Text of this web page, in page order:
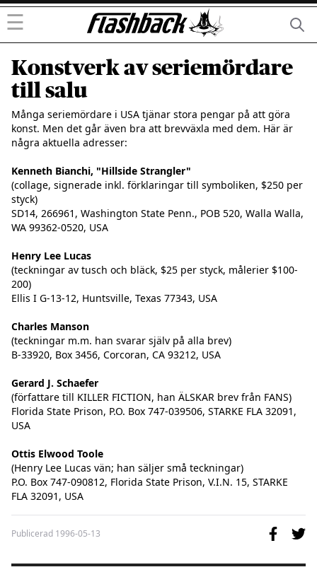
☰
Konstverk av seriemördare
till salu
Många seriemördare i USA tjänar stora pengar på att göra
konst. Men det går även bra att brevväxla med dem. Här är
några aktuella adresser:
Kenneth Bianchi, "Hillside Strangler"
(collage, signerade inkl. förklaringar till symboliken, $250 per
styck)
SD14, 266961, Washington State Penn., POB 520, Walla Walla,
WA 99362-0520, USA
Henry Lee Lucas
(teckningar av tusch och bläck, $25 per styck, målerier $100-
200)
Ellis I G-13-12, Huntsville, Texas 77343, USA
Charles Manson
(teckningar m.m. han svarar själv på alla brev)
B-33920, Box 3456, Corcoran, CA 93212, USA
Gerard J. Schaefer
(författare till KILLER FICTION, han ÄLSKAR brev från FANS)
Florida State Prison, P.O. Box 747-039506, STARKE FLA 32091,
USA
Ottis Elwood Toole
(Henry Lee Lucas vän; han säljer små teckningar)
P.O. Box 747-090812, Florida State Prison, V.I.N. 15, STARKE
FLA 32091, USA
Publicerad 1996-05-13